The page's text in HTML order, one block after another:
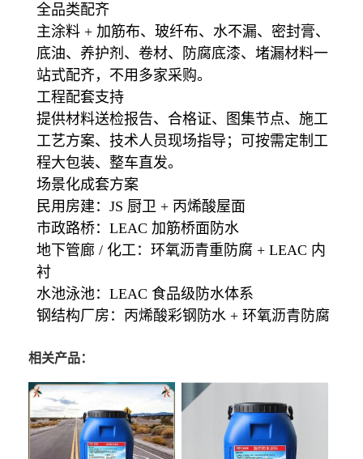
全品类配齐
主涂料 + 加筋布、玻纤布、水不漏、密封膏、
底油、养护剂、卷材、防腐底漆、堵漏材料一
站式配齐，不用多家采购。
工程配套支持
提供材料送检报告、合格证、图集节点、施工
工艺方案、技术人员现场指导；可按需定制工
程大包装、整车直发。
场景化成套方案
民用房建：JS 厨卫 + 丙烯酸屋面
市政路桥：LEAC 加筋桥面防水
地下管廊 / 化工：环氧沥青重防腐 + LEAC 内
衬
水池泳池：LEAC 食品级防水体系
钢结构厂房：丙烯酸彩钢防水 + 环氧沥青防腐
相关产品：